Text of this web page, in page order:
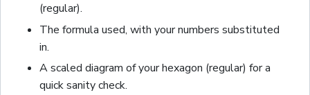
(regular).
The formula used, with your numbers substituted
in.
A scaled diagram of yourhexagon (regular) for a
quick sanity check.